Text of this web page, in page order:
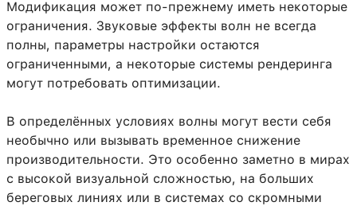
Модификация может по-прежнему иметь некоторые
ограничения. Звуковые эффекты волн не всегда
полны, параметры настройки остаются
ограниченными, а некоторые системы рендеринга
могут потребовать оптимизации.
В определённых условиях волны могут вести себя
необычно или вызывать временное снижение
производительности. Это особенно заметно в мирах
с высокой визуальной сложностью, на больших
береговых линиях или в системах со скромными